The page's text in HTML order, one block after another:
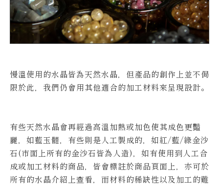
慢溫使用的水晶皆為天然水晶，但產品的創作上並不侷
限於此，我們仍會用其他適合的加工材料來呈現設計。
有些天然水晶會再經過高溫加熱或加色使其成色更豔
麗，如藍玉髓，有些則是人工製成的，如紅/藍/綠金沙
石(市面上所有的金沙石皆為人造)，如有使用到人工合
成或加工材料的商品，皆會標註於商品頁面上，亦可於
所有的水晶介紹上查看，而材料的稀缺性以及加工的難